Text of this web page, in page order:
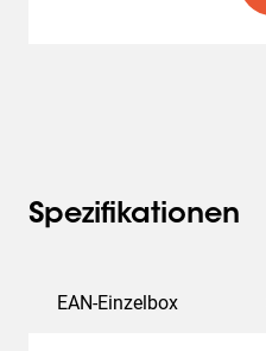
Spezifikationen
EAN-Einzelbox